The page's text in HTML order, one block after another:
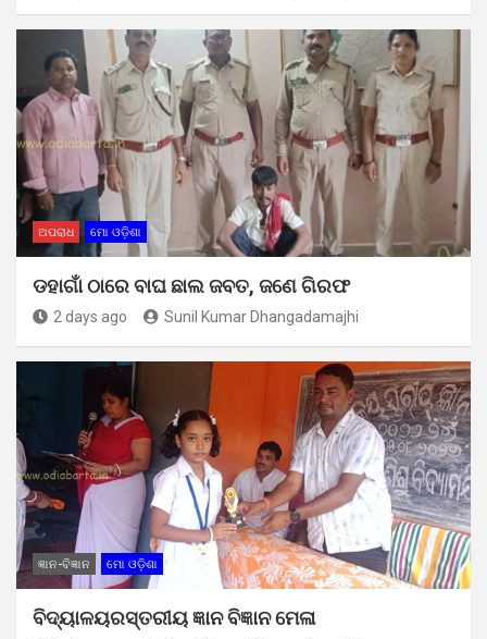
ଅପରାଧ ମୋ ଓଡ଼ିଶା
ଡହାଗାଁ ଠାରେ ବାଘ ଛାଲ ଜବତ, ଜଣେ ଗିରଫ
2 days ago Sunil Kumar Dhangadamajhi
ଜ୍ଞାନ-ବିଜ୍ଞାନ ମୋ ଓଡ଼ିଶା
ବିଦ୍ୟାଳୟରସ୍ତରୀୟ ଜ୍ଞାନ ବିଜ୍ଞାନ ମେଳା